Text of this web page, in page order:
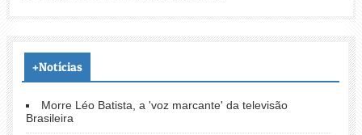
+Notícias
Morre Léo Batista, a 'voz marcante' da televisão
Brasileira